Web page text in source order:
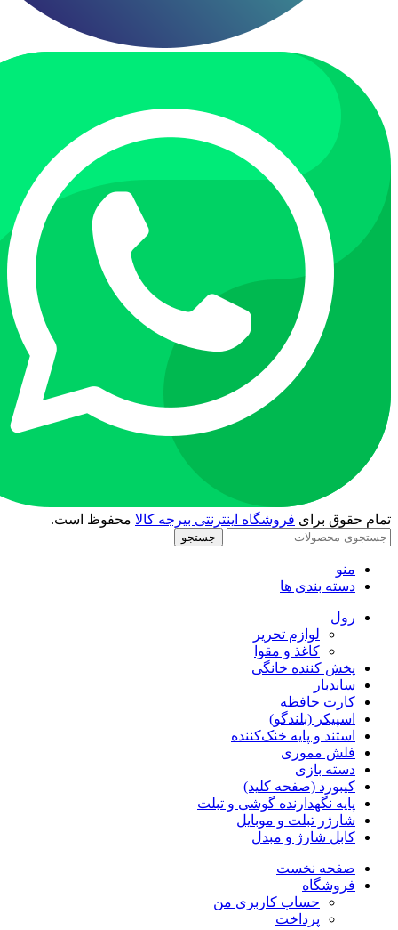
تمام حقوق برای فروشگاه اینترنتی بیرجه کالا محفوظ است.
جستجو
منو
دسته بندی ها
رول
لوازم تحریر
کاغذ و مقوا
پخش کننده خانگی
ساندبار
کارت حافظه
اسپیکر (بلندگو)
استند و پایه خنک‌کننده
فلش مموری
دسته بازی
کیبورد (صفحه کلید)
پایه نگهدارنده گوشی و تبلت
شارژر تبلت و موبایل
کابل شارژ و مبدل
صفحه نخست
فروشگاه
حساب کاربری من
پرداخت